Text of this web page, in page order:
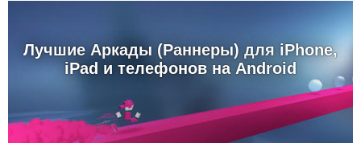
Лучшие Аркады (Раннеры) для iPhone,
iPad и телефонов на Android